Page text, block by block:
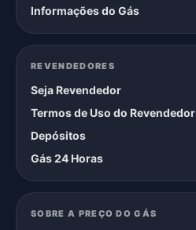
Informações do Gás
REVENDEDORES
Seja Revendedor
Termos de Uso do Revendedor
Depósitos
Gás 24 Horas
SOBRE A PREÇO DO GÁS